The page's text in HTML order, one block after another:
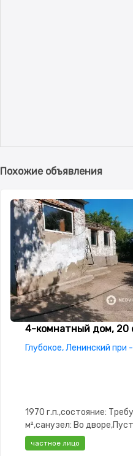
Похожие объявления
4-комнатный дом, 20
Глубокое, Ленинский при
1970 г.п.,состояние:
м²,санузел: Во
частное лицо